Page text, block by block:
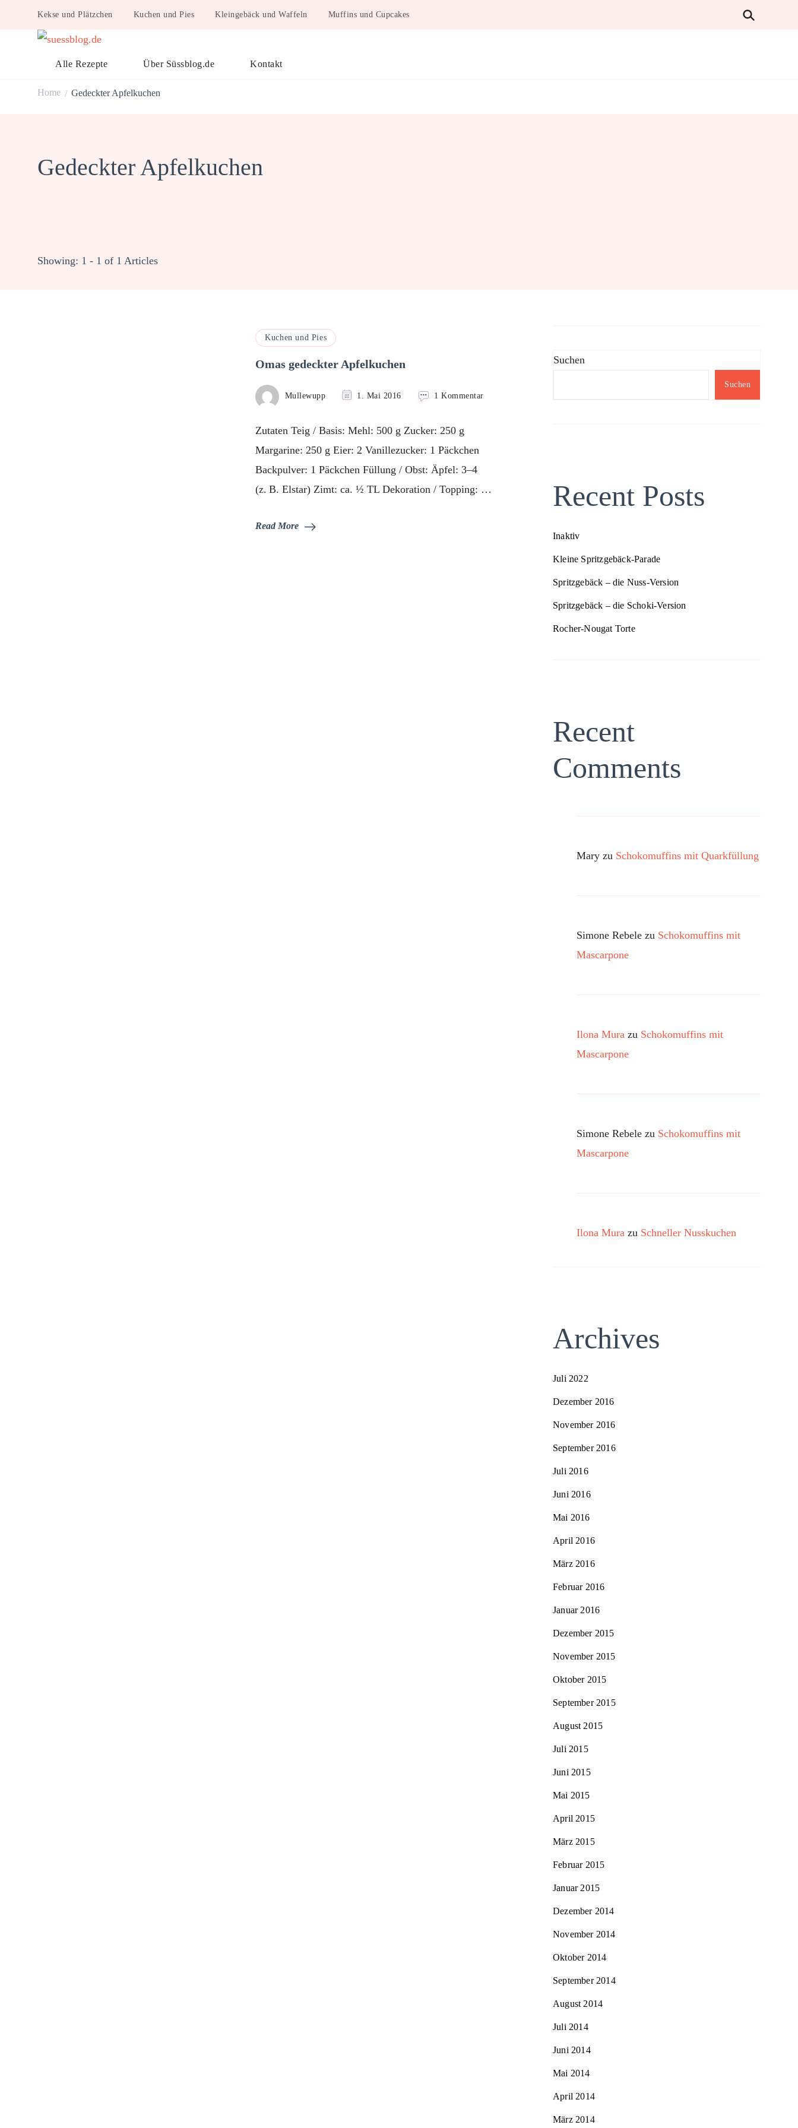
Kekse und Plätzchen Kuchen und Pies Kleingebäck und Waffeln Muffins und Cupcakes
suessblog.de
Alle Rezepte Über Süssblog.de Kontakt
Home / Gedeckter Apfelkuchen
Gedeckter Apfelkuchen
Showing: 1 - 1 of 1 Articles
Kuchen und Pies
Omas gedeckter Apfelkuchen
Mullewupp 1. Mai 2016 1 Kommentarzu
Zutaten Teig / Basis: Mehl: 500 g Zucker: 250 g
Margarine: 250 g Eier: 2 Vanillezucker: 1 Päckchen
Backpulver: 1 Päckchen Füllung / Obst: Äpfel: 3–4
(z. B. Elstar) Zimt: ca. ½ TL Dekoration / Topping: …
Read More
Suchen
Suchen
Recent Posts
Inaktiv
Kleine Spritzgebäck-Parade
Spritzgebäck – die Nuss-Version
Spritzgebäck – die Schoki-Version
Rocher-Nougat Torte
Recent
Comments
Mary zu Schokomuffins mit Quarkfüllung
Simone Rebele zu Schokomuffins mit
Mascarpone
Ilona Mura zu Schokomuffins mit
Mascarpone
Simone Rebele zu Schokomuffins mit
Mascarpone
Ilona Mura zu Schneller Nusskuchen
Archives
Juli 2022
Dezember 2016
November 2016
September 2016
Juli 2016
Juni 2016
Mai 2016
April 2016
März 2016
Februar 2016
Januar 2016
Dezember 2015
November 2015
Oktober 2015
September 2015
August 2015
Juli 2015
Juni 2015
Mai 2015
April 2015
März 2015
Februar 2015
Januar 2015
Dezember 2014
November 2014
Oktober 2014
September 2014
August 2014
Juli 2014
Juni 2014
Mai 2014
April 2014
März 2014